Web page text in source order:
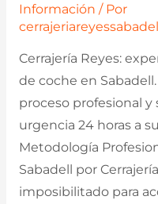
Información / Por
Cerrajería Reyes:
de coche en
proceso profesional y
urgencia 24 horas a
Metodología
Sabadell por
imposibilitado para